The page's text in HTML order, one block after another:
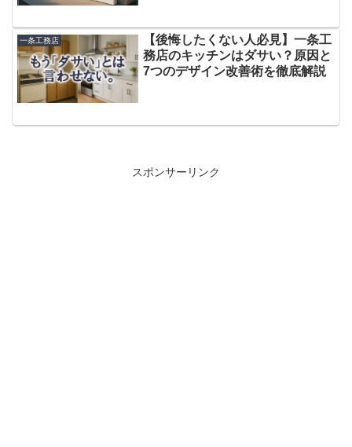
一条工務店
【後悔したくない人必見】一条工
務店のキッチンはダサい？原因と
7つのデザイン改善術を徹底解説
スポンサーリンク